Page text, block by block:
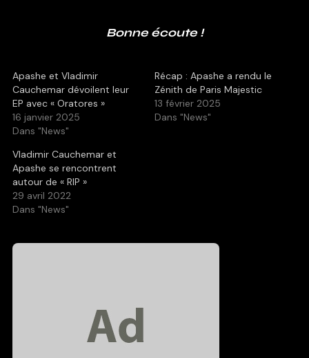
Bonne écoute !
Apashe et Vladimir
Cauchemar dévoilent leur
EP avec « Oratores »
16 janvier 2025
Dans "News"
Récap : Apashe a rendu le
Zénith de Paris Majestic
13 février 2025
Dans "News"
Vladimir Cauchemar et
Apashe se rencontrent
autour de « RIP »
29 avril 2022
Dans "News"